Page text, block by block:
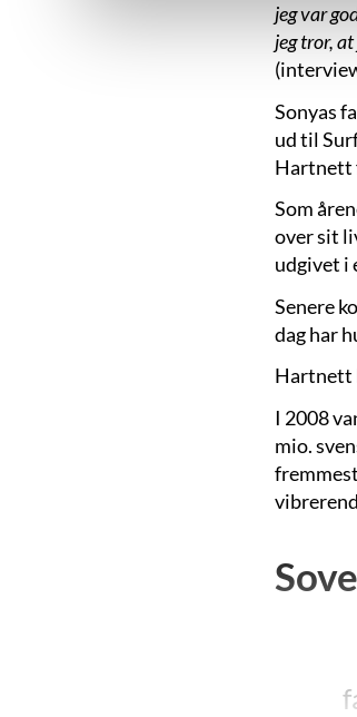
jeg var
jeg tror,
Sonyas
ud til
Hartnett
Som
over sit
udgivet i
Senere
dag har
Hartnett
I 2008
mio.